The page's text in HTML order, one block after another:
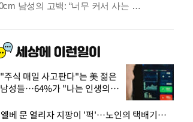
"주식 매일 사고판다"는 美 젊은
남성들…64%가 "나는 인생의
· 엘베 문 열리자 지팡이 '퍽'…노인의 택배기사 폭행 이유